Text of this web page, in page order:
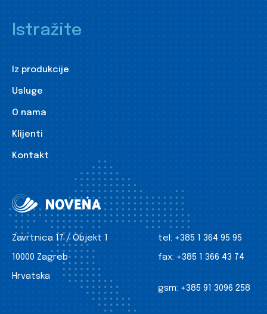
Istražite
Iz produkcije
Usluge
O nama
Klijenti
Kontakt
Zavrtnica 17 / Objekt 1
10000 Zagreb
Hrvatska
tel: +385 1 364 95 95
fax: +385 1 366 43 74
gsm: +385 91 3096 258